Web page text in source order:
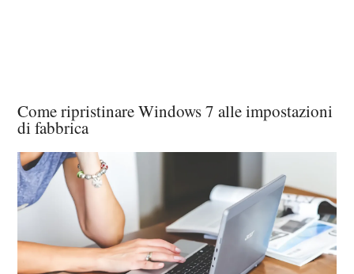
Come ripristinare Windows 7 alle impostazioni
di fabbrica